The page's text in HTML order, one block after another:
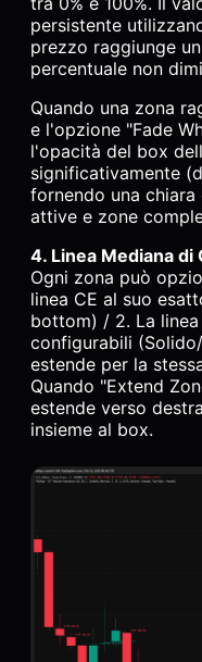
persistente
prezzo raggiunge
percentuale non
Quando una zona
e l'opzione "Fade
l'opacità del box
significativamente
fornendo una
attive e zone
4. Linea Mediana
Ogni zona può
linea CE al suo
bottom) / 2. La
configurabili
estende per la
Quando "Extend
estende verso
insieme al box.